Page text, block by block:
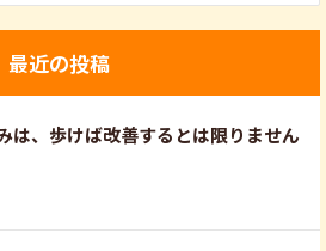
最近の投稿
は、歩けば改善するとは限りません